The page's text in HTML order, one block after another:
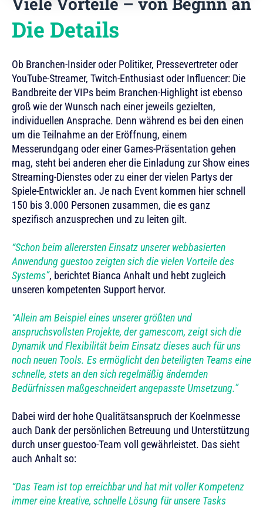
Die Details
Ob Branchen-Insider oder Politiker, Pressevertreter oder
YouTube-Streamer, Twitch-Enthusiast oder Influencer: Die
Bandbreite der VIPs beim Branchen-Highlight ist ebenso
groß wie der Wunsch nach einer jeweils gezielten,
individuellen Ansprache. Denn während es bei den einen
um die Teilnahme an der Eröffnung, einem
Messerundgang oder einer Games-Präsentation gehen
mag, steht bei anderen eher die Einladung zur Show eines
Streaming-Dienstes oder zu einer der vielen Partys der
Spiele-Entwickler an. Je nach Event kommen hier schnell
150 bis 3.000 Personen zusammen, die es ganz
spezifisch anzusprechen und zu leiten gilt.
Schon beim allerersten Einsatz unserer webbasierten
Anwendung guestoo zeigten sich die vielen Vorteile des
Systems , berichtet Bianca Anhalt und hebt zugleich
unseren kompetenten Support hervor.
Allein am Beispiel eines unserer größten und
anspruchsvollsten Projekte, der gamescom, zeigt sich die
Dynamik und Flexibilität beim Einsatz dieses auch für uns
noch neuen Tools. Es ermöglicht den beteiligten Teams eine
schnelle, stets an den sich regelmäßig ändernden
Bedürfnissen maßgeschneidert angepasste Umsetzung.
Dabei wird der hohe Qualitätsanspruch der Koelnmesse
auch Dank der persönlichen Betreuung und Unterstützung
durch unser guestoo-Team voll gewährleistet. Das sieht
auch Anhalt so:
Das Team ist top erreichbar und hat mit voller Kompetenz
immer eine kreative, schnelle Lösung für unsere Tasks